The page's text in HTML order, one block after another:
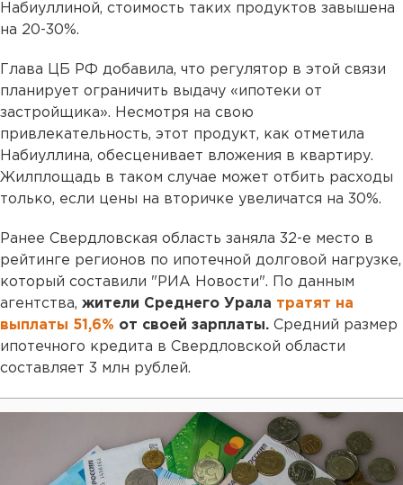
Набиуллиной, стоимость таких продуктов завышена
на 20-30%.
Глава ЦБ РФ добавила, что регулятор в этой связи
планирует ограничить выдачу «ипотеки от
застройщика». Несмотря на свою
привлекательность, этот продукт, как отметила
Набиуллина, обесценивает вложения в квартиру.
Жилплощадь в таком случае может отбить расходы
только, если цены на вторичке увеличатся на 30%.
Ранее Свердловская область заняла 32-е место в
рейтинге регионов по ипотечной долговой нагрузке,
который составили "РИА Новости". По данным
агентства, жители Среднего Урала тратят на
выплаты 51,6% от своей зарплаты. Средний размер
ипотечного кредита в Свердловской области
составляет 3 млн рублей.